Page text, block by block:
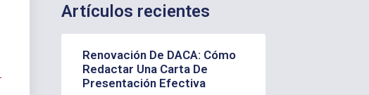
Artículos recientes
Renovación De DACA: Cómo
Redactar Una Carta De
Presentación Efectiva